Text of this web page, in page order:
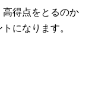
得点をとるのか
になります。